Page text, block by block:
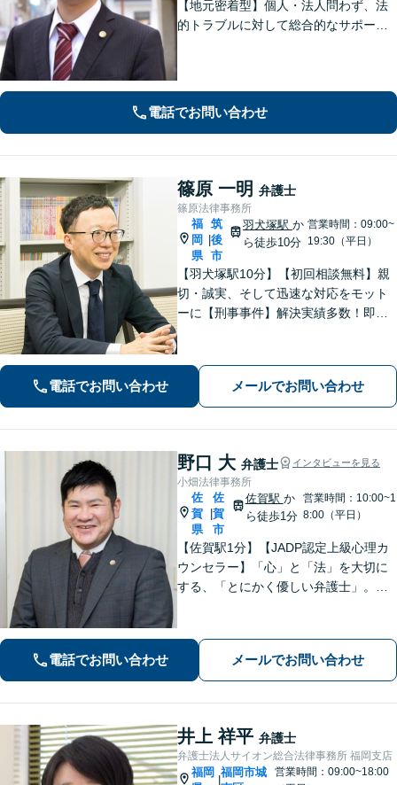
【地元密着型】個人・法人問わず、法
的トラブルに対して総合的なサポート
電話でお問い合わせ
篠原 一明 弁護士
篠原法律事務所
福
岡
県
|
筑
後
市
羽犬塚駅 か
ら徒歩10分
営業時間：09:00~
19:30（平日）
【羽犬塚駅10分】【初回相談無料】親
切・誠実、そして迅速な対応をモット
ーに【刑事事件】解決実績多数！即時
選択肢と法的権利を明確にし、納得の
いく決断ができるよう支援いたします
電話でお問い合わせ メールでお問い合わせ
野口 大 弁護士 インタビューを見る
小畑法律事務所
佐
賀
県
|
佐
賀
市
佐賀駅 か
ら徒歩1分
営業時間：10:00~1
8:00（平日）
【佐賀駅1分】【JADP認定上級心理カ
ウンセラー】「心」と「法」を大切に
する、「とにかく優しい弁護士」。お
す。刑事事件／離婚問題など多数の実
績あり【完全個室】
電話でお問い合わせ メールでお問い合わせ
井上 祥平 弁護士
弁護士法人サイオン総合法律事務所 福岡支店
福岡
|
福岡市城
営業時間：09:00~18:00